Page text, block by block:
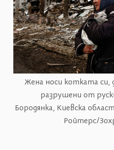
Жена носи котката си,
разрушени от
Бородянка, Киевска
Ройтерс/